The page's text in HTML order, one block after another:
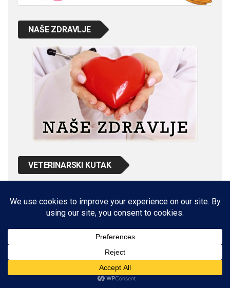
NAŠE ZDRAVLJE
VETERINARSKI KUTAK